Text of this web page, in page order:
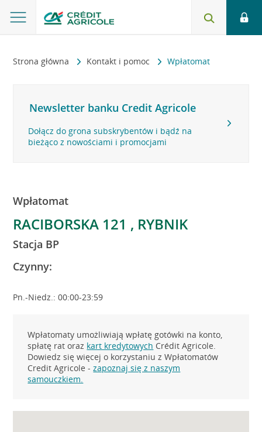
Strona główna Kontakt i pomoc Wpłatomat
Newsletter banku Credit Agricole
Dołącz do grona subskrybentów i bądź na
bieżąco z nowościami i promocjami
Wpłatomat
RACIBORSKA 121 , RYBNIK
Stacja BP
Czynny:
Pn.-Niedz.: 00:00-23:59
Wpłatomaty umożliwiają wpłatę gotówki na konto,
spłatę rat oraz kart kredytowych Crédit Agricole.
Dowiedz się więcej o korzystaniu z Wpłatomatów
Credit Agricole -zapoznaj się z naszym
samouczkiem.